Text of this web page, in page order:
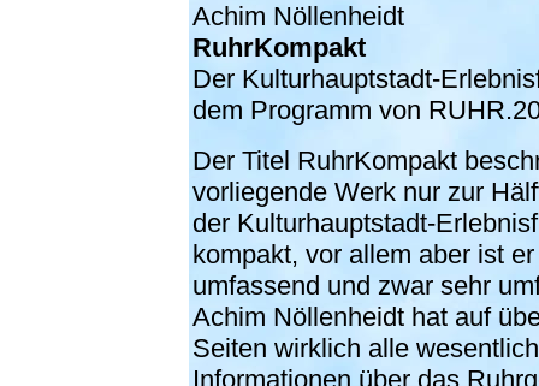
Achim Nöllenheidt
RuhrKompakt
Der Kulturhauptstadt-
dem Programm von
Der Titel RuhrKompakt
vorliegende Werk nur zur
der Kulturhauptstadt-
kompakt, vor allem aber ist
umfassend und zwar sehr
Achim Nöllenheidt hat auf
Seiten wirklich alle
Informationen über das